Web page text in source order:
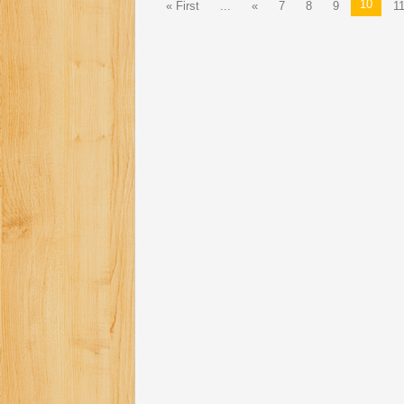
« First ... « 7 8 9 10 11